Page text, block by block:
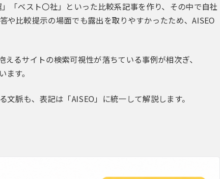
「ベスト〇社」といった比較系記事を作り、その中で自社
比較提示の場面でも露出を取りやすかったため、AISEO
るサイトの検索可視性が落ちている事例が相次ぎ、
す。
脈も、表記は「AISEO」に統一して解説します。